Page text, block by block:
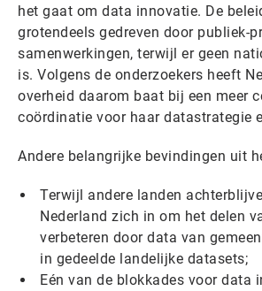
het gaat om data innovatie. De
grotendeels gedreven door publiek-
samenwerkingen, terwijl er geen
is. Volgens de onderzoekers heeft
overheid daarom baat bij een meer
coördinatie voor haar datastrategie
Andere belangrijke bevindingen uit
Terwijl andere landen
Nederland zich in om het delen
verbeteren door data van
in gedeelde landelijke datasets;
Eén van de blokkades voor data